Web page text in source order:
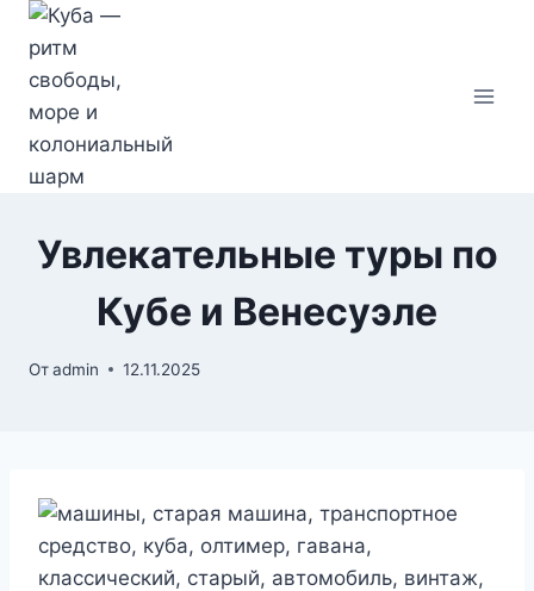
Перейти
содержимому
Увлекательные туры по
Кубе и Венесуэле
Отadmin 12.11.2025